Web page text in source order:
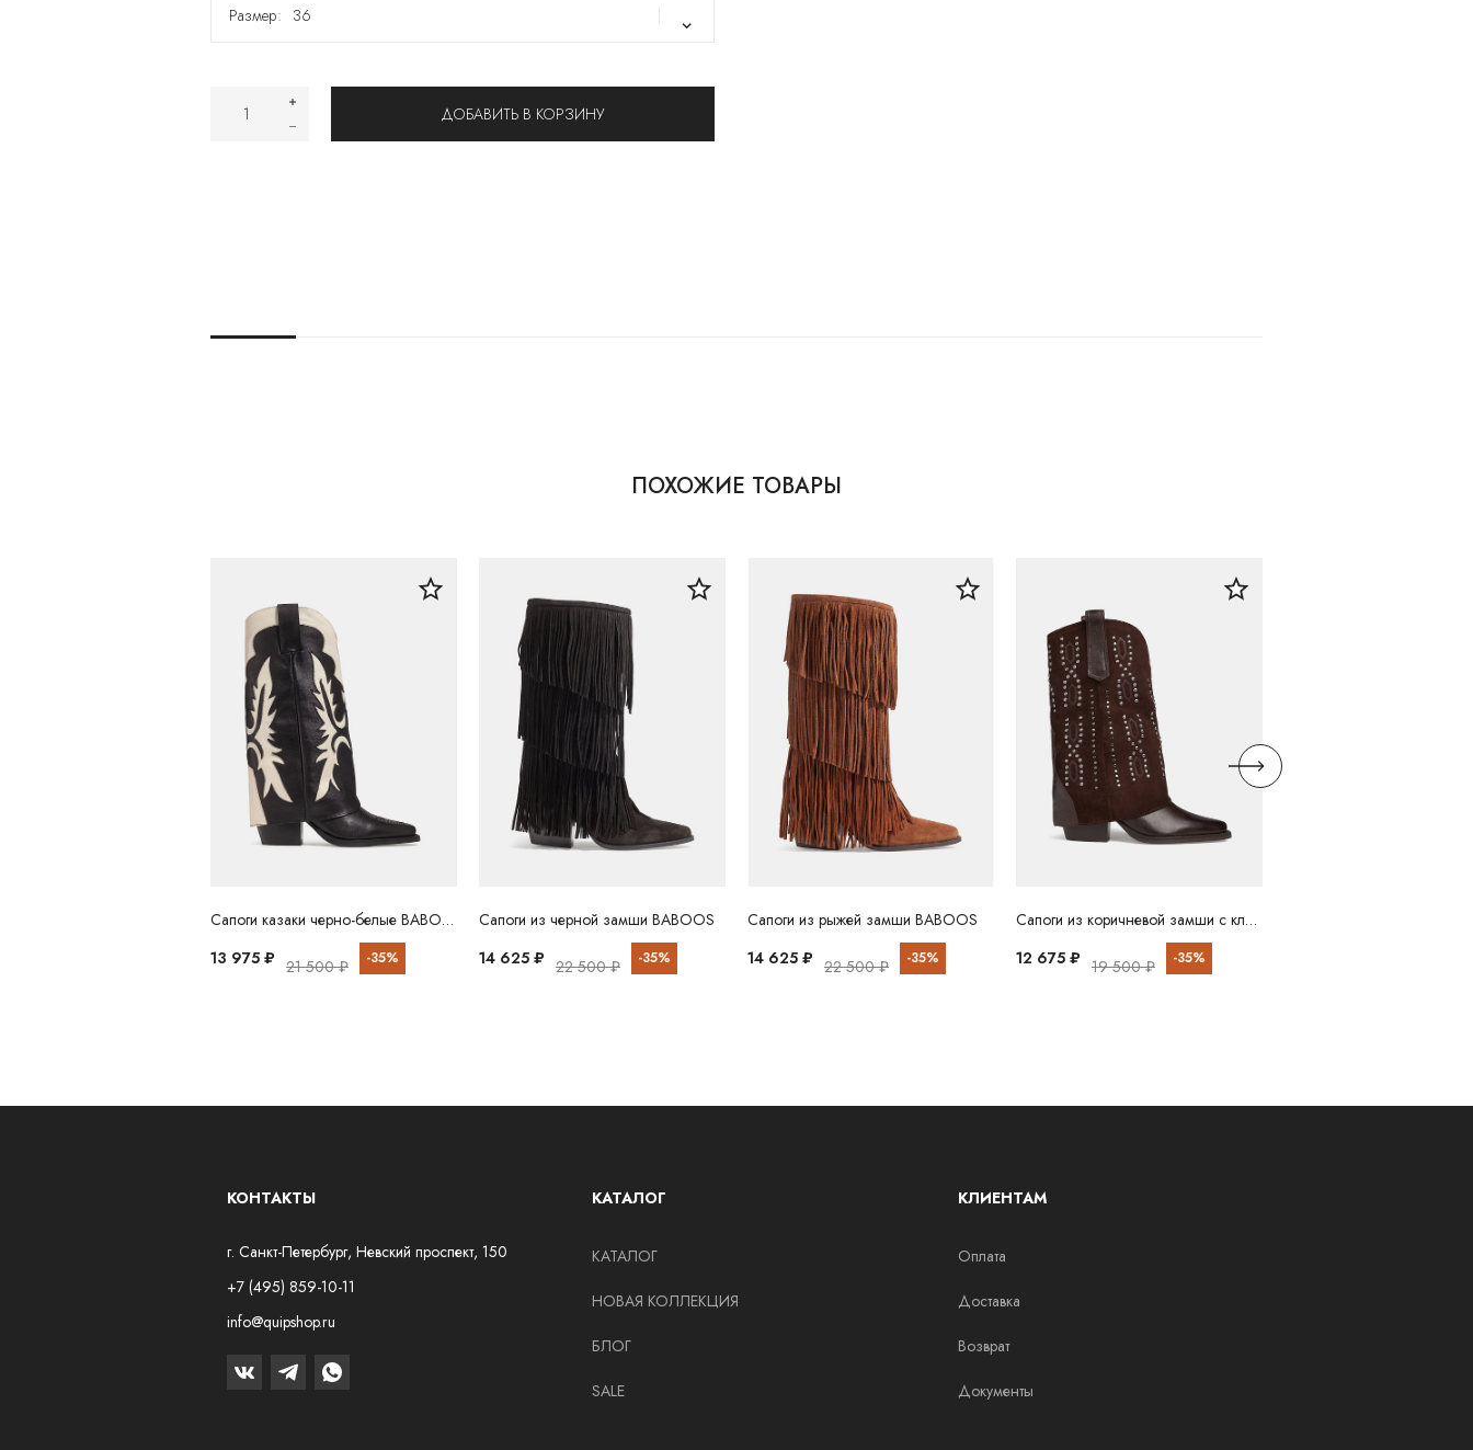
Размер: 36
ДОБАВИТЬ В КОРЗИНУ
ПОХОЖИЕ ТОВАРЫ
Сапоги казаки черно-белые BABOOS
13 975 ₽ 21 500 ₽ -35%
Сапоги из черной замши BABOOS
14 625 ₽ 22 500 ₽ -35%
Сапоги из рыжей замши BABOOS
14 625 ₽ 22 500 ₽ -35%
Сапоги из коричневой замши с клепками BABOOS
12 675 ₽ 19 500 ₽ -35%
КОНТАКТЫ
г. Санкт-Петербург, Невский проспект, 150
+7 (495) 859-10-11
info@quipshop.ru
КАТАЛОГ
КАТАЛОГ
НОВАЯ КОЛЛЕКЦИЯ
БЛОГ
SALE
КЛИЕНТАМ
Оплата
Доставка
Возврат
Документы